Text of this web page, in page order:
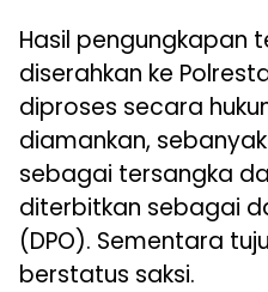
Hasil pengungkapan
diserahkan ke
diproses secara
diamankan,
sebagai tersangka
diterbitkan sebagai
(DPO). Sementara
berstatus saksi.